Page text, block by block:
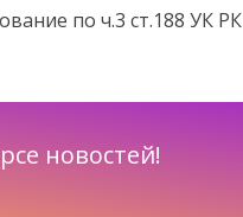
по ч.3 ст.188 УК РК
новостей!